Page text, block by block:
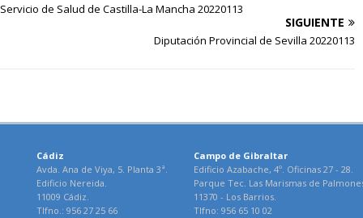
Servicio de Salud de Castilla-La Mancha 20220113
SIGUIENTE
Diputación Provincial de Sevilla 20220113
Cádiz
Avda. Ana de Viya, 5. Planta 3ª.
Edificio Nereida.
11009 Cádiz.
Tlfno.: 956 27 25 66
Campo de Gibraltar
Edificio Azabache, 4º. Oficinas 27 - 28.
Parque Tec. Las Marismas de
11370 - Los Barrios.
Tlfno: 956 65 10 02